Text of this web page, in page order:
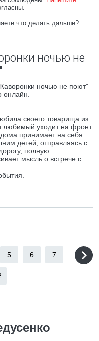
что делать дальше?
ночью не
ночью не поют"
онлайн.
своего товарища из
любимый уходит на фронт.
принимает на себя
детей, отправляясь с
полную
мысль о встрече с
5 6 7